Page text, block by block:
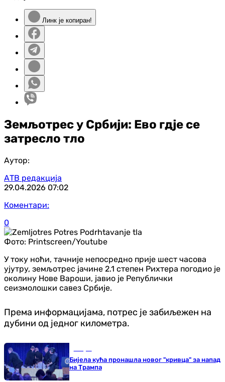
Линк је копиран!
Земљотрес у Србији: Ево гдје се
затресло тло
Аутор:
АТВ редакција
29.04.2026 07:02
Коментари:
0
Фото: Printscreen/Youtube
У току ноћи, тачније непосредно прије шест часова
ујутру, земљотрес јачине 2.1 степен Рихтера погодио је
околину Нове Вароши, јавио је Републички
сеизмолошки савез Србије.
Према информацијама, потрес је забиљежен на
дубини од једног километра.
Бијела кућа пронашла новог "кривца" за напад
на Трампа